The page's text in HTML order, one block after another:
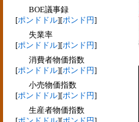
BOE議事録
[ポンドドル][ポンド円]
失業率
[ポンドドル][ポンド円]
消費者物価指数
[ポンドドル][ポンド円]
小売物価指数
[ポンドドル][ポンド円]
生産者物価指数